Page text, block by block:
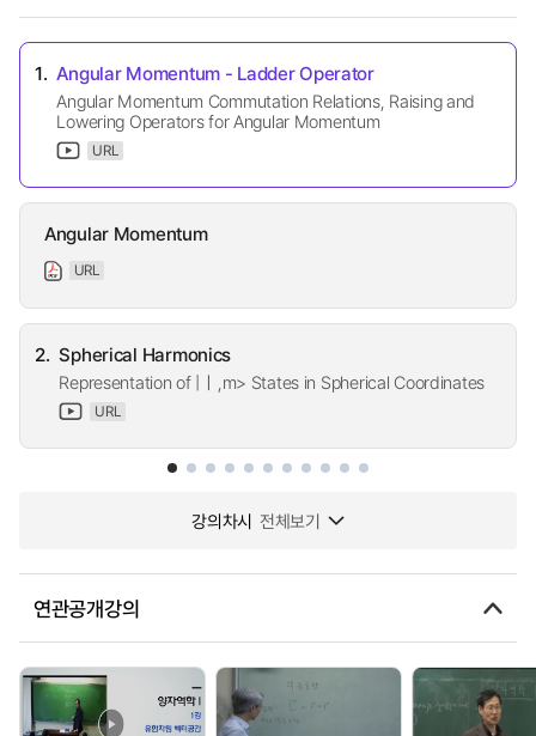
1. Angular Momentum - Ladder Operator
Angular Momentum Commutation Relations, Raising and
Lowering Operators for Angular Momentum
URL
Angular Momentum
URL
2. Spherical Harmonics
Representation of |ㅣ,m> States in Spherical Coordinates
URL
강의차시 전체보기
연관공개강의